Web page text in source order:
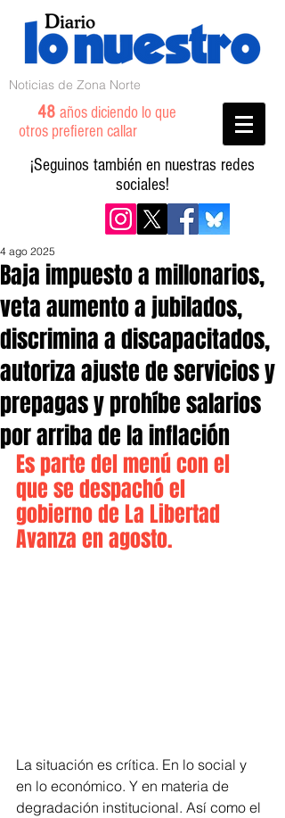
Noticias de Zona Norte
48 años diciendo lo que
otros prefieren callar
¡Seguinos también en nuestras redes
sociales!
Baja impuesto a millonarios,
veta aumento a jubilados,
discrimina a discapacitados,
autoriza ajuste de servicios y
prepagas y prohíbe salarios
por arriba de la inflación
4 ago 2025
Es parte del menú con el
que se despachó el
gobierno de La Libertad
Avanza en agosto.
La situación es crítica. En lo social y
en lo económico. Y en materia de
degradación institucional. Así como el